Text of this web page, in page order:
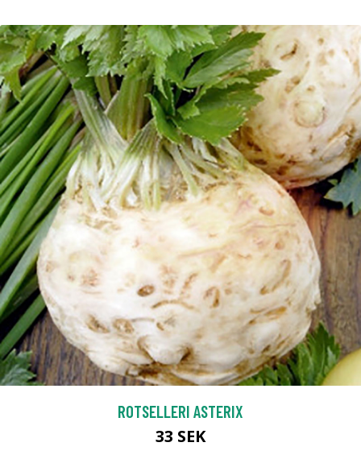
ROTSELLERI ASTERIX
33 SEK